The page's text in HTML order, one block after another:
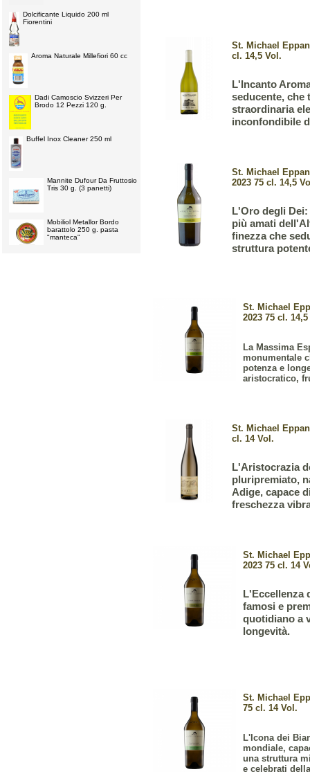
Dolcificante Liquido 200 ml
Fiorentini
Aroma Naturale Millefiori 60 cc
Dadi Camoscio Svizzeri Per
Brodo 12 Pezzi 120 g.
Buffel Inox Cleaner 250 ml
Mannite Dufour Da Fruttosio
Tris 30 g. (3 panetti)
Mobiliol Metallor Bordo
barattolo 250 g. pasta
"manteca"
St. Michael
cl. 14,5 Vol.
L'Incanto
seducente, che
straordinaria
inconfondibile
St. Michael
2023 75 cl. 14,5
L'Oro degli
più amati
finezza che
struttura
St. Michael
2023 75 cl.
La Massima
monumentale
potenza e
aristocratico,
St. Michael
cl. 14 Vol.
L'Aristocrazia
pluripremiato,
Adige, capace
freschezza
St. Michael
2023 75 cl. 14
L'Eccellenza
famosi e
quotidiano a
longevità.
St. Michael
75 cl. 14 Vol.
L'Icona dei
mondiale,
una struttura
e celebrati